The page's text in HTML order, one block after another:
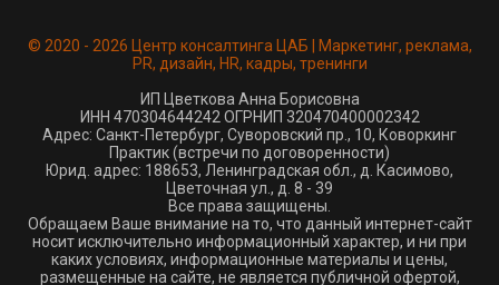
© 2020 - 2026 Центр консалтинга ЦАБ | Маркетинг, реклама,
PR, дизайн, HR, кадры, тренинги
ИП Цветкова Анна Борисовна
ИНН 470304644242 ОГРНИП 320470400002342
Адрес: Санкт-Петербург, Суворовский пр., 10, Коворкинг
Практик (встречи по договоренности)
Юрид. адрес: 188653, Ленинградская обл., д. Касимово,
Цветочная ул., д. 8 - 39
Все права защищены.
Обращаем Ваше внимание на то, что данный интернет-сайт
носит исключительно информационный характер, и ни при
каких условиях, информационные материалы и цены,
размещенные на сайте, не является публичной офертой,